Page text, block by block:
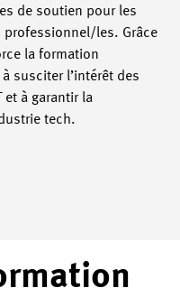
de soutien pour les
les. Grâce
la formation
susciter l’intérêt des
et à garantir la
tech.